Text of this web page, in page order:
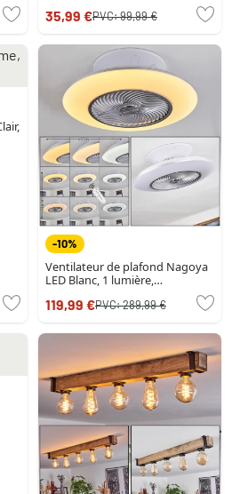
35,99 €PVC:99,99 €
-10%
Ventilateur de plafond Nagoya
LED Blanc, 1 lumière,
119,99 €PVC:289,99 €